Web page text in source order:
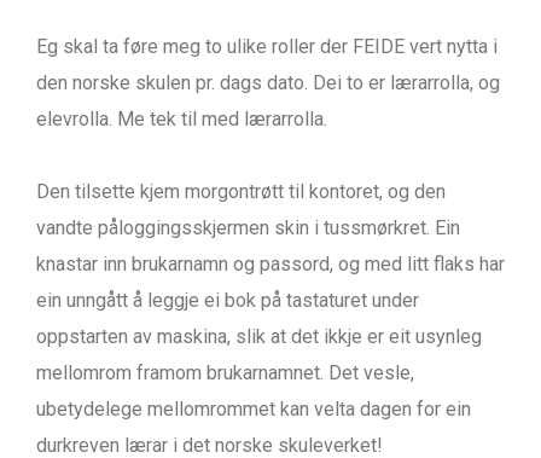
Eg skal ta føre meg to ulike roller der FEIDE vert nytta i
den norske skulen pr. dags dato. Dei to er lærarrolla, og
elevrolla. Me tek til med lærarrolla.
Den tilsette kjem morgontrøtt til kontoret, og den
vandte påloggingsskjermen skin i tussmørkret. Ein
knastar inn brukarnamn og passord, og med litt flaks har
ein unngått å leggje ei bok på tastaturet under
oppstarten av maskina, slik at det ikkje er eit usynleg
mellomrom framom brukarnamnet. Det vesle,
ubetydelege mellomrommet kan velta dagen for ein
durkreven lærar i det norske skuleverket!